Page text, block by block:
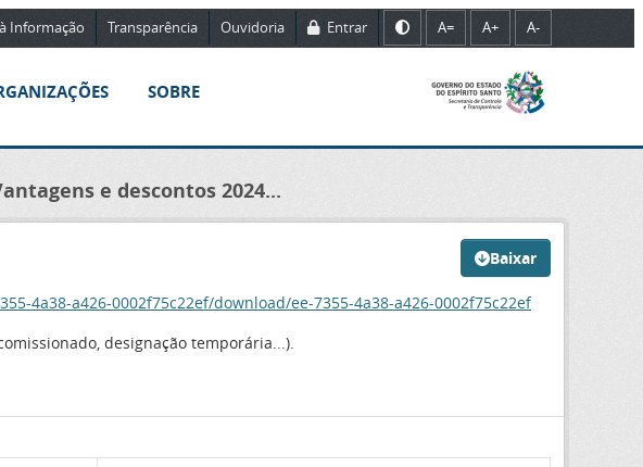
Informação Transparência Ouvidoria Entrar A= A+ A-
SOBRE
e descontos 2024...
Baixar
4a38-a426-0002f75c22ef/download/ee-7355-4a38-a426-0002f75c22ef
designação temporária...).